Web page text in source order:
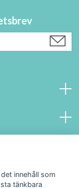
innehåll som
tänkbara